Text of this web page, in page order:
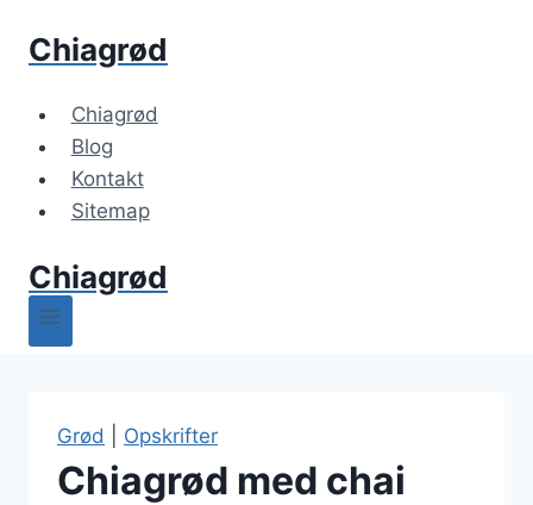
Chiagrød
Chiagrød
Blog
Kontakt
Sitemap
Chiagrød
Grød Opskrifter
Chiagrød med chai